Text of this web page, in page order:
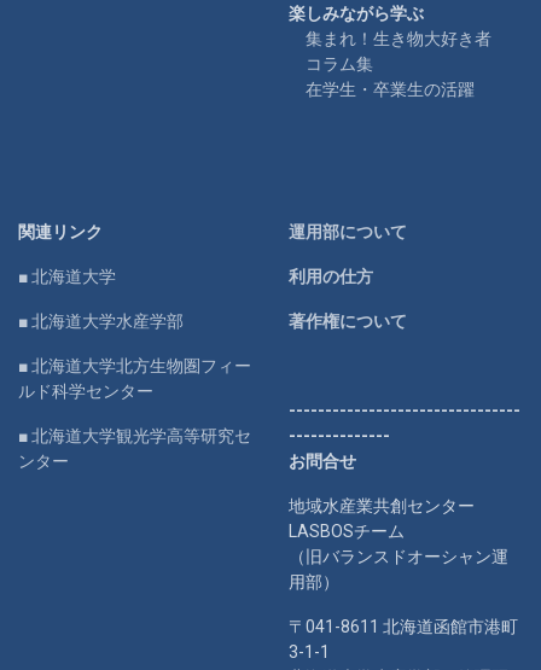
楽しみながら学ぶ
集まれ！生き物大好き者
コラム集
在学生・卒業生の活躍
関連リンク
■ 北海道大学
■ 北海道大学水産学部
■ 北海道大学北方生物圏フィー
ルド科学センター
■ 北海道大学観光学高等研究セ
ンター
運用部について
利用の仕方
著作権について
--------------------------------
--------------
お問合せ
地域水産業共創センター
LASBOSチーム
（旧バランスドオーシャン運
用部）
〒041-8611 北海道函館市港町
3-1-1